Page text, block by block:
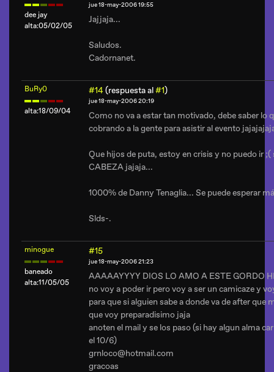
dee jay
alta:05/02/05
jue 18-may-2006 19:55
Jajjaja...
Saludos.
Cadornanet.
BuRy0
alta:18/09/04
#14(respuesta al#1)
jue 18-may-2006 20:19
Como no va a estar tan motivado, debe saber lo
cobrando a la gente para asistir al evento
Que hijos de puta, estoy en crisis y no puedo ir ;(
CABEZA jajaja...
1000% de Danny Tenaglia... Se puede esperar
Slds-.
minogue
baneado
alta:11/05/05
#15
jue 18-may-2006 21:23
AAAAAYYYY DIOS LO AMO A ESTE GORDO
no voy a poder ir pero voy a ser un camicaze y
para que si alguien sabe a donde va de after que
que voy preparadisimo jaja
anoten el mail y se los paso (si hay algun alma
el 10/6)
grnloco@hotmail.com
gracoas